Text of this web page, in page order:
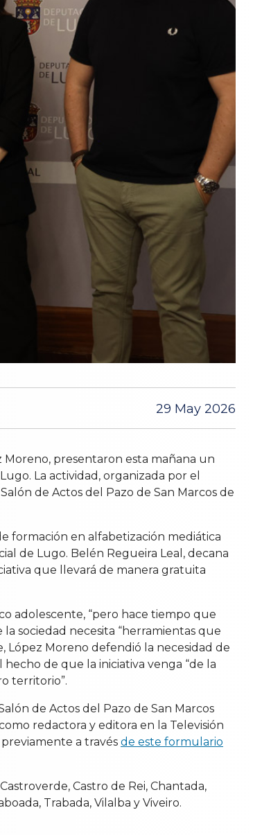
29 May 2026
Moreno, presentaron esta mañana un
La actividad, organizada por el
de Actos del Pazo de San Marcos de
formación en alfabetización mediática
de Lugo. Belén Regueira Leal, decana
que llevará de manera gratuita
adolescente, “pero hace tiempo que
sociedad necesita “herramientas que
López Moreno defendió la necesidad de
de que la iniciativa venga “de la
territorio”.
de Actos del Pazo de San Marcos
redactora y editora en la Televisión
a través de este formulario
Castro de Rei, Chantada,
Trabada, Vilalba y Viveiro.